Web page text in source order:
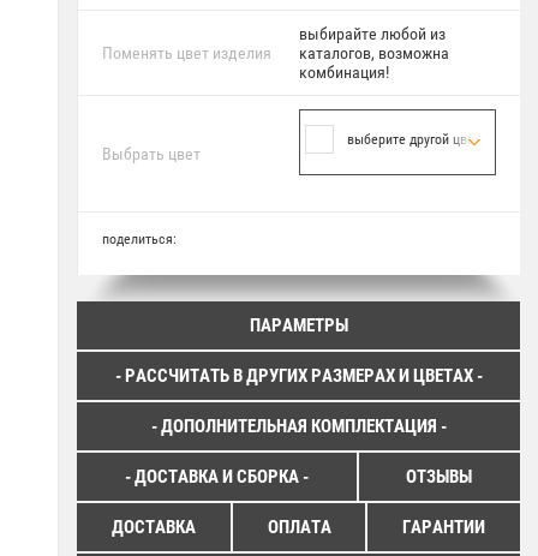
Поменять цвет изделия
выбирайте любой из
каталогов, возможна
комбинация!
Выбрать цвет
выберите другой цвет
поделиться:
ПАРАМЕТРЫ
- РАССЧИТАТЬ В ДРУГИХ РАЗМЕРАХ И ЦВЕТАХ -
- ДОПОЛНИТЕЛЬНАЯ КОМПЛЕКТАЦИЯ -
- ДОСТАВКА И СБОРКА - ОТЗЫВЫ
ДОСТАВКА ОПЛАТА ГАРАНТИИ